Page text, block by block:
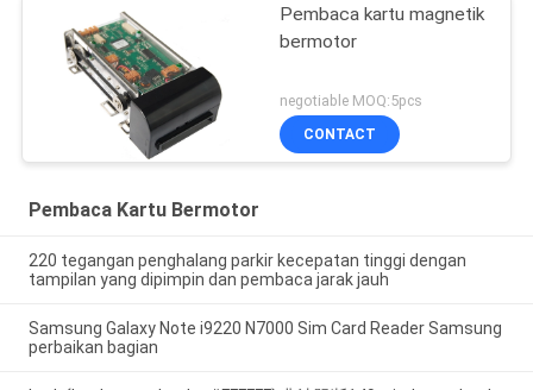
Pembaca kartu magnetik
bermotor
negotiable MOQ:5pcs
CONTACT
Pembaca Kartu Bermotor
220 tegangan penghalang parkir kecepatan tinggi dengan
tampilan yang dipimpin dan pembaca jarak jauh
Samsung Galaxy Note i9220 N7000 Sim Card Reader Samsung
perbaikan bagian